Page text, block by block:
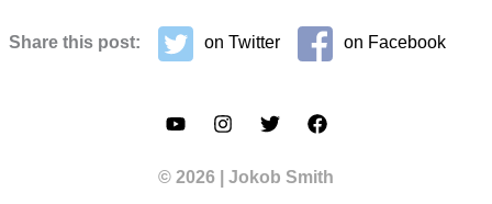
Share this post: on Twitter on Facebook
© 2026 | Jokob Smith